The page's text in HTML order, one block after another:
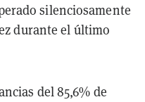
silenciosamente
durante el último
del 85,6% de